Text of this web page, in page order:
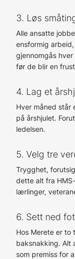
3. Løs
Alle ansatte
ensformig
gjennomgås
før de blir en
4. Lag et
Hver måned står
på årshjulet.
ledelsen.
5. Velg tre
Trygghet,
dette alt fra
lærlinger,
6. Sett ned
Hos Merete er
baksnakking. Alt
som premiss for